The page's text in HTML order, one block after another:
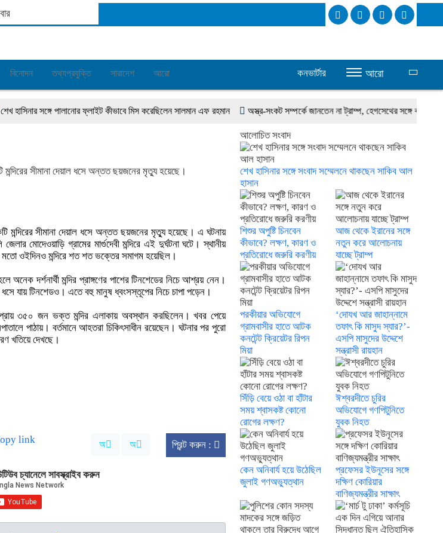
বিনোদন তথ্যপ্রযুক্তি সারাদেশ আরো কনভার্টার আরো
সঙ্গে পালানোর ফ্লাইট কীভাবে মিস করেছিলেন সালমান এফ রহমান অস্ত্র-সংকট সম্পর্কে জানতেন না ট্রাম্প, হেগসেথের সঙ্গে বাগ্‌যুদ্ধে জড়ান
মন্দিরের সীমানা দেয়াল ধসে অন্তত ছয়জনের মৃত্যু হয়েছে।
মন্দিরের সীমানা দেয়াল ধসে অন্তত ছয়জনের মৃত্যু হয়েছে। এ ঘটনায়
মোদেওয়াড়ি গ্রামের মার্গুদেবী মন্দিরে এই দুর্ঘটনা ঘটে। স্থানীয়
মতো ওইদিনও মন্দিরে শত শত ভক্তের সমাগম হয়েছিল।
অনেক দর্শনার্থী মন্দির প্রাঙ্গণের পাশের টিনশেডের নিচে আশ্রয় নেন।
যায় টিনশেডও। এতে বহু মানুষ ধ্বংসস্তূপের নিচে চাপা পড়েন।
প্রায় ৩৫০ জন ভক্ত মন্দির এলাকায় অবস্থান করছিলেন। খবর পেয়ে
পাঠায়। বর্তমানে আহতরা চিকিৎসাধীন রয়েছেন। ঘটনার পর পুরো
খতিয়ে দেখছে।
অ অ প্রিন্ট করুন :
চ্যানেলে সাবস্ক্রাইব করুন
আলোচিত সংবাদ
শেখ হাসিনার সঙ্গে সংবাদ সম্মেলনে থাকছেন সাকিব আল
হাসান
শিশুর অপুষ্টি চিনবেন
কীভাবে? লক্ষণ, কারণ ও
প্রতিরোধে জরুরি করণীয়
আজ থেকে ইরানের সঙ্গে
নতুন করে আলোচনায়
যাচ্ছে ট্রাম্প
পরকীয়ার অভিযোগে
গ্রামবাসীর হাতে আটক
কনটেন্ট ক্রিয়েটর রিপন
মিয়া
‘দোযখ আর জাহান্নামে
তফাৎ কি মাসুদ স্যার?’-
এসপি মাসুদের উদ্দেশে
সন্ত্রাসী রায়হান
সিঁড়ি বেয়ে ওঠা বা হাঁটার
সময় শ্বাসকষ্ট কোনো
রোগের লক্ষণ?
ঈশ্বরদীতে চুরির
অভিযোগে গণপিটুনিতে
যুবক নিহত
কেন অনিবার্য হয়ে উঠেছিল
জুলাই গণঅভ্যুত্থান
প্রফেসর ইউনূসের সঙ্গে
দক্ষিণ কোরিয়ার
বাণিজ্যমন্ত্রীর সাক্ষাৎ